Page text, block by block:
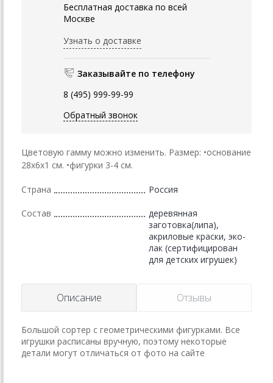
Бесплатная доставка по всей
Москве
Узнать о доставке
Заказывайте по телефону
8 (495) 999-99-99
Обратный звонок
Цветовую гамму можно изменить. Размер: •основание
28х6х1 см. •фигурки 3-4 см.
Страна Россия
Состав
деревянная
заготовка(липа),
акриловые краски, эко-
лак (сертифицирован
для детских игрушек)
Описание Отзывы
Большой сортер с геометрическими фигурками. Все
игрушки расписаны вручную, поэтому некоторые
детали могут отличаться от фото на сайте